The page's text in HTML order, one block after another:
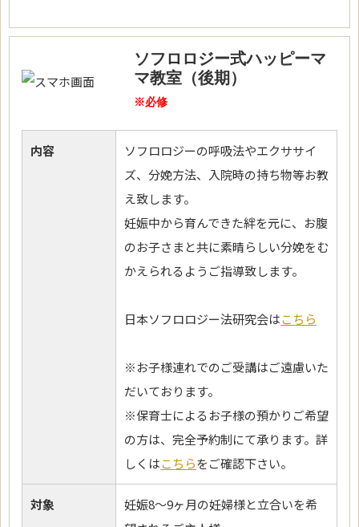
ソフロロジー式ハッピーマ
マ教室（後期）
※必修
内容
ソフロロジーの呼吸法やエクササイ
ズ、分娩方法、入院時の持ち物等お教
え致します。
妊娠中から育んできた絆を元に、お腹
のお子さまと共に素晴らしい分娩をむ
かえられるようご指導致します。
日本ソフロロジー法研究会はこちら
※お子様連れでのご受講はご遠慮いた
だいております。
※保育士によるお子様の預かりご希望
の方は、完全予約制にて承ります。詳
しくはこちらをご確認下さい。
対象
妊娠8～9ヶ月の妊婦様と立合いを希